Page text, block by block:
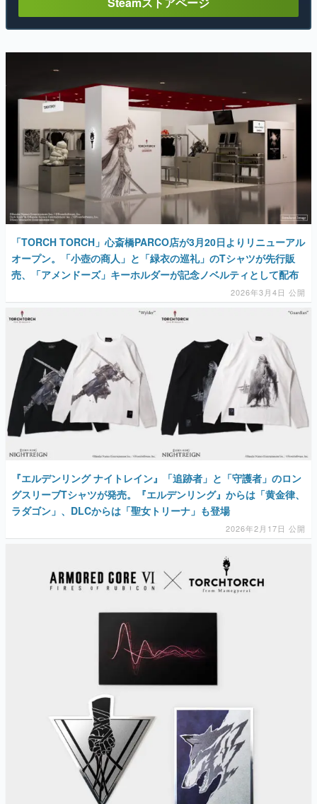
「TORCH TORCH」心斎橋PARCO店が3月20日よりリニューアル
オープン。「小壺の商人」と「緑衣の巡礼」のTシャツが先行販
売、「アメンドーズ」キーホルダーが記念ノベルティとして配布
2026年3月4日 公開
『エルデンリング ナイトレイン』「追跡者」と「守護者」のロン
グスリーブTシャツが発売。『エルデンリング』からは「黄金律、
ラダゴン」、DLCからは「聖女トリーナ」も登場
2026年2月17日 公開